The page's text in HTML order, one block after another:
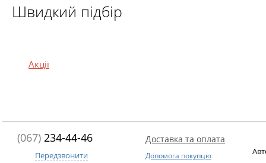
Швидкий підбір
Акції
(067) 234-44-46
Передзвонити
Доставка та оплата
Допомога покупцю